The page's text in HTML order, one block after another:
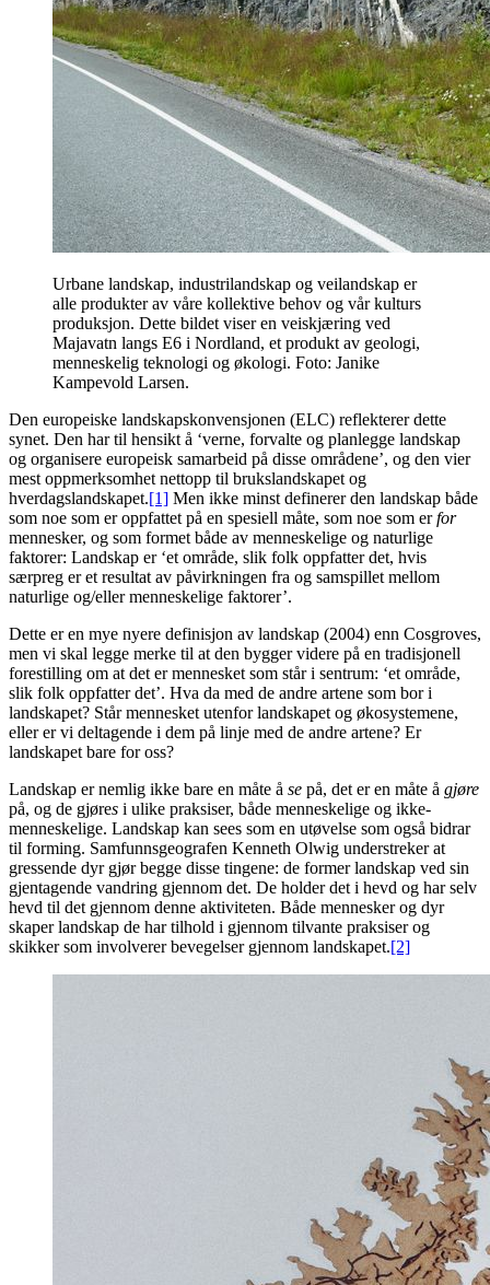
Urbane landskap, industrilandskap og veilandskap er
alle produkter av våre kollektive behov og vår kulturs
produksjon. Dette bildet viser en veiskjæring ved
Majavatn langs E6 i Nordland, et produkt av geologi,
menneskelig teknologi og økologi. Foto: Janike
Kampevold Larsen.
Den europeiske landskapskonvensjonen (ELC) reflekterer dette
synet. Den har til hensikt å ‘verne, forvalte og planlegge landskap
og organisere europeisk samarbeid på disse områdene’, og den vier
mest oppmerksomhet nettopp til brukslandskapet og
hverdagslandskapet.[1] Men ikke minst definerer den landskap både
som noe som er oppfattet på en spesiell måte, som noe som erfor
mennesker, og som formet både av menneskelige og naturlige
faktorer: Landskap er ‘et område, slik folk oppfatter det, hvis
særpreg er et resultat av påvirkningen fra og samspillet mellom
naturlige og/eller menneskelige faktorer’.
Dette er en mye nyere definisjon av landskap (2004) enn Cosgroves,
men vi skal legge merke til at den bygger videre på en tradisjonell
forestilling om at det er mennesket som står i sentrum: ‘et område,
slik folk oppfatter det’. Hva da med de andre artene som bor i
landskapet? Står mennesket utenfor landskapet og økosystemene,
eller er vi deltagende i dem på linje med de andre artene? Er
landskapet bare for oss?
Landskap er nemlig ikke bare en måte å se på, det er en måte å gjøre
på, og de gjøres i ulike praksiser, både menneskelige og ikke-
menneskelige. Landskap kan sees som en utøvelse som også bidrar
til forming. Samfunnsgeografen Kenneth Olwig understreker at
gressende dyr gjør begge disse tingene: de former landskap ved sin
gjentagende vandring gjennom det. De holder det i hevd og har selv
hevd til det gjennom denne aktiviteten. Både mennesker og dyr
skaper landskap de har tilhold i gjennom tilvante praksiser og
skikker som involverer bevegelser gjennom landskapet.[2]